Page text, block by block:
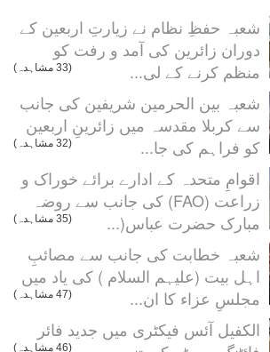
شعبہ حفظِ نظام نے زیارتِ اربعین کے
دوران زائرین کی آمد و رفت کو
منظم کرنے کے لی...
(33 مشاہدہ)
شعبہ بین الحرمین شریفین کی جانب
سے کربلا مقدسہ میں زائرینِ اربعین
کو فراہم کی جا...
(32 مشاہدہ)
اقوامِ متحدہ کے ادارے برائے خوراک و
زراعت (FAO) کی جانب سے روضہ
مبارک حضرت عباس(...
(35 مشاہدہ)
شعبہ خطابت کی جانب سے مصائبِ
اہل بیت (علیہم السلام ) کی یاد میں
مجلسِ عزاء کا ان...
(47 مشاہدہ)
الکفیل آئس فیکٹری میں جدید فائر
(46 مشاہدہ)